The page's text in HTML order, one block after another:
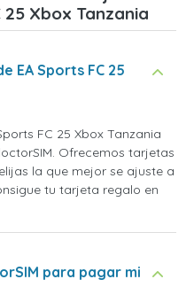
25 Xbox Tanzania
EA Sports FC 25
FC 25 Xbox Tanzania
Ofrecemos tarjetas
la que mejor se ajuste a
tu tarjeta regalo en
para pagar mi